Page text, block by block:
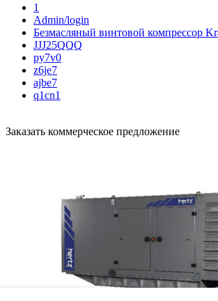
1
Admin/login
Безмасляный винтовой компрессор
JJJ25QQQ
py7v0
z6je7
ajbe7
q1cn1
Заказать коммерческое предложение